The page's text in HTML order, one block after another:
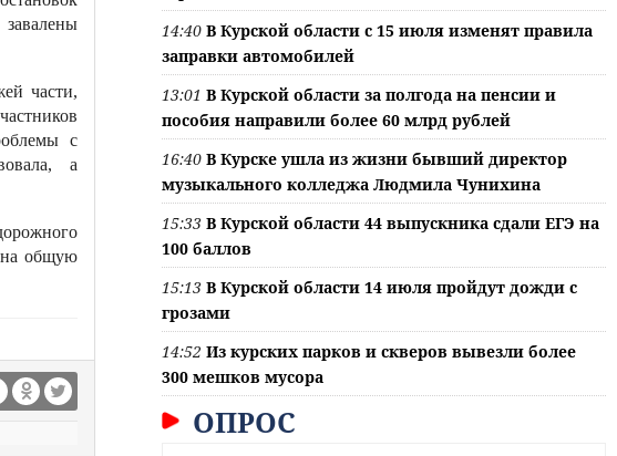
части,
с
а
на общую
14:40 В Курской области с 15 июля изменят правила
заправки автомобилей
13:01 В Курской области за полгода на пенсии и
пособия направили более 60 млрд рублей
16:40 В Курске ушла из жизни бывший директор
музыкального колледжа Людмила Чунихина
15:33 В Курской области 44 выпускника сдали ЕГЭ на
100 баллов
15:13 В Курской области 14 июля пройдут дожди с
грозами
14:52 Из курских парков и скверов вывезли более
300 мешков мусора
ОПРОС